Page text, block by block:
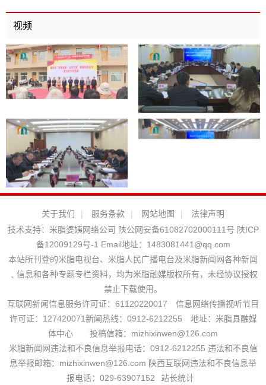
视频
关于我们 | 服务条款 | 网站地图 |
法律声明
技术支持： 米脂婆姨网络公司 陕公网安备61082702000111号 陕ICP
备12009129号-1 Email地址： 1483081441@qq.com
本站所刊登的米脂电视台、米脂人民广播电台及米脂新闻网各种新闻
﹑信息和各种专题专栏资料，均为米脂融媒版权所有，未经协议授权
禁止下载使用。
互联网新闻信息服务许可证：61120220017 信息网络传播视听节目
许可证：127420071新闻热线：0912-6212255 地址：米脂县融媒
体中心 投稿信箱：mizhixinwen@126.com
米脂新闻网违法和不良信息举报电话：0912-6212255 违法和不良信
息举报邮箱：mizhixinwen@126.com 陕西互联网违法和不良信息举
报电话：029-63907152
站长统计